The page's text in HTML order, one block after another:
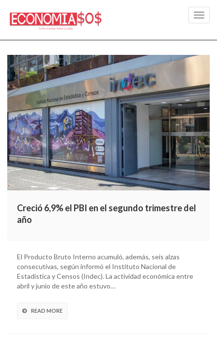
Creció 6,9% el PBI en el segundo trimestre del
año
El Producto Bruto Interno acumuló, además, seis alzas
consecutivas, según informó el Instituto Nacional de
Estadística y Censos (Indec). La actividad económica entre
abril y junio de este año estuvo…
READ MORE